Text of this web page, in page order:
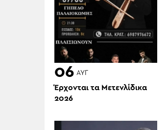
06 ΑΥΓ
Έρχονται τα Μετενλίδικα
2026